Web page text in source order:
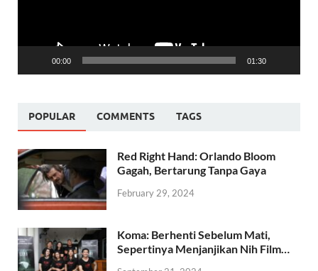
00:00 01:30
POPULAR COMMENTS TAGS
Red Right Hand: Orlando Bloom
Gagah, Bertarung Tanpa Gaya
February 29, 2024
Koma: Berhenti Sebelum Mati,
Sepertinya Menjanjikan Nih Film…